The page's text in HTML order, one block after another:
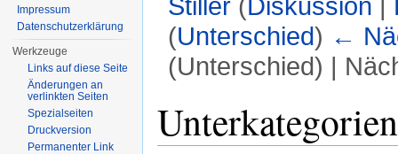
Stiller (Diskussion |
(Unterschied) ←
(Unterschied) |
Unterkategorien
Impressum
Datenschutzerklärung
Werkzeuge
Links auf diese Seite
Änderungen an
verlinkten Seiten
Spezialseiten
Druckversion
Permanenter Link